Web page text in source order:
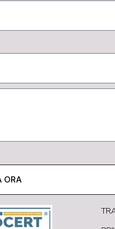
ORA